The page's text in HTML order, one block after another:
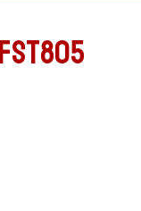
FST805